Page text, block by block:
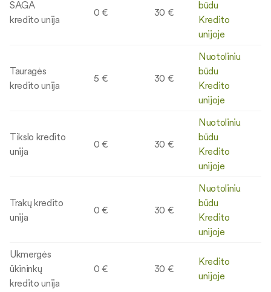
SAGA
kredito unija
0 € 30 €
būdu
Kredito
unijoje
Tauragės
kredito unija
5 € 30 €
Nuotoliniu
būdu
Kredito
unijoje
Tikslo kredito
unija
0 € 30 €
Nuotoliniu
būdu
Kredito
unijoje
Trakų kredito
unija
0 € 30 €
Nuotoliniu
būdu
Kredito
unijoje
Ukmergės
ūkininkų
kredito unija
0 € 30 €
Kredito
unijoje